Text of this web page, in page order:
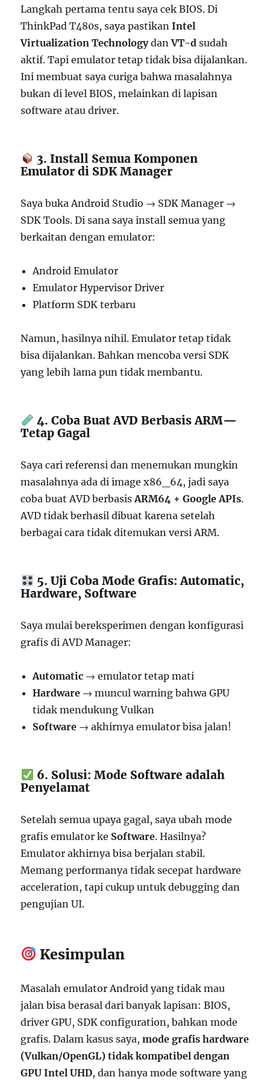
Langkah pertama tentu saya cek BIOS. Di
ThinkPad T480s, saya pastikanIntel
Virtualization TechnologydanVT-d sudah
aktif. Tapi emulator tetap tidak bisa dijalankan.
Ini membuat saya curiga bahwa masalahnya
bukan di level BIOS, melainkan di lapisan
software atau driver.
3. Install Semua Komponen
Emulator di SDK Manager
Saya buka Android Studio → SDK Manager →
SDK Tools. Di sana saya install semua yang
berkaitan dengan emulator:
Android Emulator
Emulator Hypervisor Driver
Platform SDK terbaru
Namun, hasilnya nihil. Emulator tetap tidak
bisa dijalankan. Bahkan mencoba versi SDK
yang lebih lama pun tidak membantu.
4. Coba Buat AVD Berbasis ARM—
Tetap Gagal
Saya cari referensi dan menemukan mungkin
masalahnya ada di image x86_64, jadi saya
coba buat AVD berbasisARM64 + Google APIs.
AVD tidak berhasil dibuat karena setelah
berbagai cara tidak ditemukan versi ARM.
5. Uji Coba Mode Grafis: Automatic,
Hardware, Software
Saya mulai bereksperimen dengan konfigurasi
grafis di AVD Manager:
Automatic → emulator tetap mati
Hardware → muncul warning bahwa GPU
tidak mendukung Vulkan
Software → akhirnya emulator bisa jalan!
6. Solusi: Mode Software adalah
Penyelamat
Setelah semua upaya gagal, saya ubah mode
grafis emulator ke Software. Hasilnya?
Emulator akhirnya bisa berjalan stabil.
Memang performanya tidak secepat hardware
acceleration, tapi cukup untuk debugging dan
pengujian UI.
Kesimpulan
Masalah emulator Android yang tidak mau
jalan bisa berasal dari banyak lapisan: BIOS,
driver GPU, SDK configuration, bahkan mode
grafis. Dalam kasus saya,mode grafis hardware
(Vulkan/OpenGL) tidak kompatibel dengan
GPU Intel UHD, dan hanya mode software yang